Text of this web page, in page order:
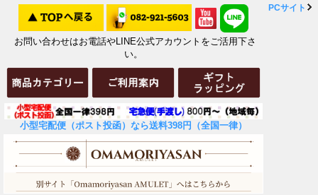
お問い合わせはお電話やLINE公式アカウントをご活用下さ
い。
小型宅配便（ポスト投函）なら送料398円（全国一律）
PCサイト